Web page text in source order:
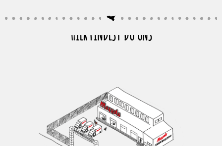
HIER FINDEST DU UNS